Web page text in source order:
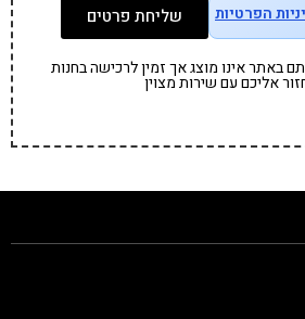
הפרטיות שליחת פרטים
באתר אינו מוצג אך זמין לרכישה בחנות
אליכם עם שירות מצוין